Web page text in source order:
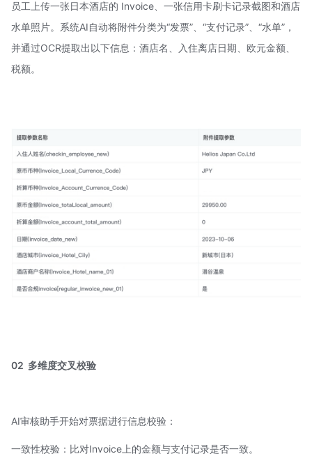
员工上传一张日本酒店的 Invoice、一张信用卡刷卡记录截图和酒店
水单照片。系统AI自动将附件分类为“发票”、“支付记录”、“水单”，
并通过OCR提取出以下信息：酒店名、入住离店日期、欧元金额、
税额。
02 多维度交叉校验
AI审核助手开始对票据进行信息校验：
一致性校验：比对Invoice上的金额与支付记录是否一致。